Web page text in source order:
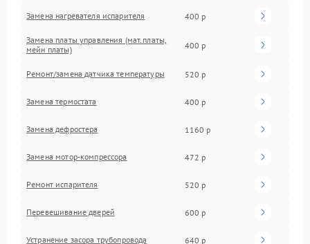
Замена нагревателя испарителя 400 р
Замена платы управления (мат.платы,
мейн платы)
400 р
Ремонт/замена датчика температуры 520 р
Замена термостата 400 р
Замена дефростера 1160 р
Замена мотор-компрессора 472 р
Ремонт испарителя 520 р
Перевешивание дверей 600 р
Устранение засора трубопровода 640 р